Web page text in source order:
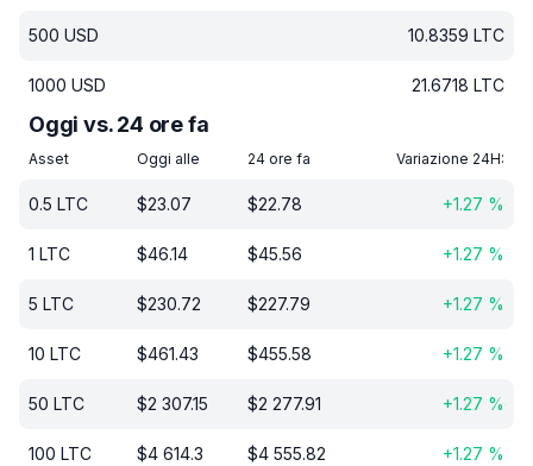
500 USD 10.8359 LTC
1000 USD 21.6718 LTC
Oggi vs. 24 ore fa
Asset Oggi alle 24 ore fa Variazione 24H:
0.5 LTC $23.07 $22.78 +1.27 %
1 LTC $46.14 $45.56 +1.27 %
5 LTC $230.72 $227.79 +1.27 %
10 LTC $461.43 $455.58 +1.27 %
50 LTC $2 307.15 $2 277.91 +1.27 %
100 LTC $4 614.3 $4 555.82 +1.27 %